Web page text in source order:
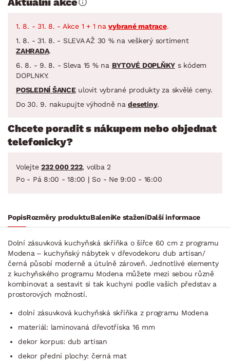
1. 8. - 31. 8. - Akce 1 + 1 navybrané matrace.
1. 8. - 31. 8. - SLEVA AŽ 30 % na veškerý sortiment
ZAHRADA.
6. 8. - 9. 8. - Sleva 15 % na BYTOVÉ DOPLŇKY s kódem
DOPLNKY.
POSLEDNÍ ŠANCEulovit vybrané produkty za skvělé ceny.
Do 30. 9. nakupujte výhodně nadesetiny.
Chcete poradit s nákupem nebo objednat
telefonicky?
Volejte 232 000 222, volba 2
Po - Pá 8:00 - 18:00 | So - Ne 9:00 - 16:00
PopisRozměry produktuBaleníKe staženíDalší informace
Dolní zásuvková kuchyňská skříňka o šířce 60 cm z programu
Modena – kuchyňský nábytek v dřevodekoru dub artisan/
černá působí moderně a útulně zároveň. Jednotlivé elementy
z kuchyňského programu Modena můžete mezi sebou různě
kombinovat a sestavit si tak kuchyni podle vašich představ a
prostorových možností.
dolní zásuvková kuchyňská skříňka z programu Modena
materiál: laminovaná dřevotříska 16 mm
dekor korpus: dub artisan
dekor přední plochy: černá mat